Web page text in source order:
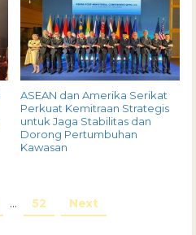
ASEAN dan Amerika Serikat
Perkuat Kemitraan Strategis
untuk Jaga Stabilitas dan
Dorong Pertumbuhan
Kawasan
… 52 Next